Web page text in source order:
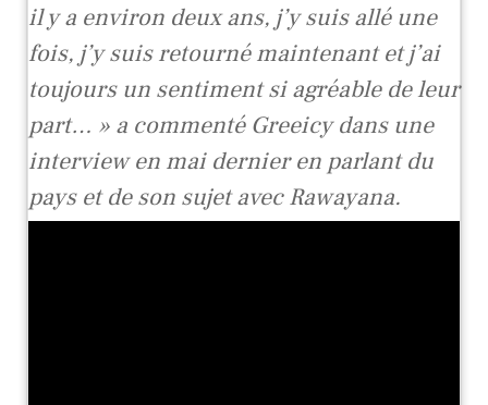
il y a environ deux ans, j’y suis allé une
fois, j’y suis retourné maintenant et j’ai
toujours un sentiment si agréable de leur
part… » a commenté Greeicy dans une
interview en mai dernier en parlant du
pays et de son sujet avec Rawayana.